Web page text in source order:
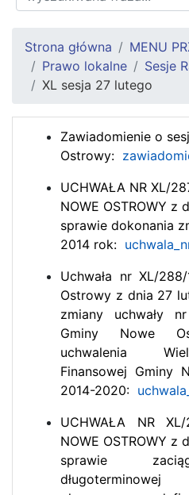
Strona główna
MENU
Prawo lokalne
Sesje
XL sesja 27 lutego
Zawiadomienie o
Ostrowy:
UCHWAŁA NR XL/
NOWE OSTROWY
sprawie dokonania
2014 rok:
Uchwała nr XL/
Ostrowy z dnia 27
zmiany uchwały
Gminy Nowe
uchwalenia
Finansowej Gminy
2014-2020:
UCHWAŁA NR
NOWE OSTROWY
sprawie